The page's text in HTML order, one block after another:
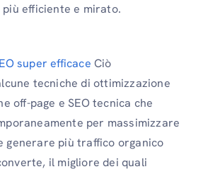
più efficiente e mirato.
super efficace Ciò
tecniche di ottimizzazione
off-page e SEO tecnica che
per massimizzare
generare più traffico organico
il migliore dei quali